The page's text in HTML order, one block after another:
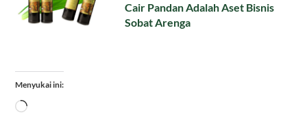
Cair Pandan Adalah Aset Bisnis
Sobat Arenga
Menyukai ini:
Memuat...